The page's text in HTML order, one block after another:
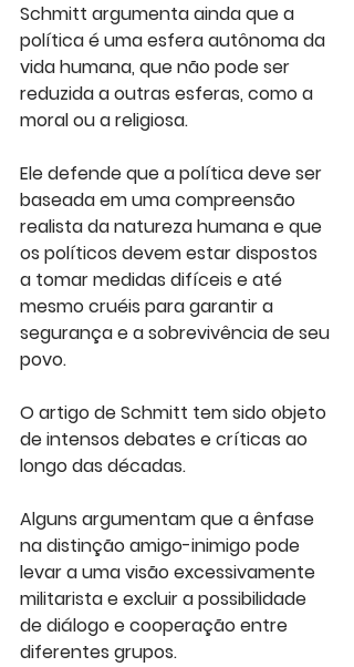
Schmitt argumenta ainda que a
política é uma esfera autônoma da
vida humana, que não pode ser
reduzida a outras esferas, como a
moral ou a religiosa.
Ele defende que a política deve ser
baseada em uma compreensão
realista da natureza humana e que
os políticos devem estar dispostos
a tomar medidas difíceis e até
mesmo cruéis para garantir a
segurança e a sobrevivência de seu
povo.
O artigo de Schmitt tem sido objeto
de intensos debates e críticas ao
longo das décadas.
Alguns argumentam que a ênfase
na distinção amigo-inimigo pode
levar a uma visão excessivamente
militarista e excluir a possibilidade
de diálogo e cooperação entre
diferentes grupos.